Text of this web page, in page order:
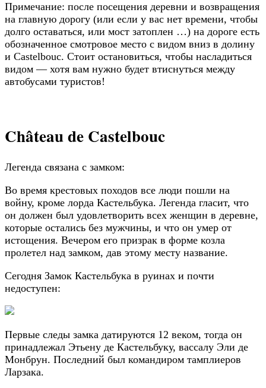
Примечание: после посещения деревни и возвращения
на главную дорогу (или если у вас нет времени, чтобы
долго оставаться, или мост затоплен …) на дороге есть
обозначенное смотровое место с видом вниз в долину
и Castelbouc. Стоит остановиться, чтобы насладиться
видом — хотя вам нужно будет втиснуться между
автобусами туристов!
Château de Castelbouc
Легенда связана с замком:
Во время крестовых походов все люди пошли на
войну, кроме лорда Кастельбука. Легенда гласит, что
он должен был удовлетворить всех женщин в деревне,
которые остались без мужчины, и что он умер от
истощения. Вечером его призрак в форме козла
пролетел над замком, дав этому месту название.
Сегодня Замок Кастельбука в руинах и почти
недоступен:
Первые следы замка датируются 12 веком, тогда он
принадлежал Этьену де Кастельбуку, вассалу Эли де
Монбрун. Последний был командиром тамплиеров
Ларзака.